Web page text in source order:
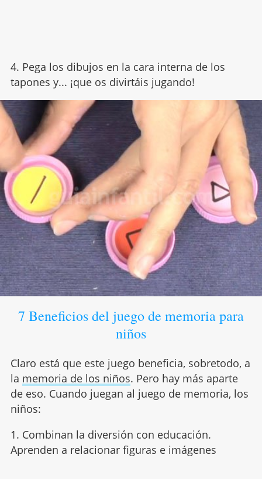
4. Pega los dibujos en la cara interna de los
tapones y... ¡que os divirtáis jugando!
7 Beneficios del juego de memoria para
niños
Claro está que este juego beneficia, sobretodo, a
la memoria de los niños. Pero hay más aparte
de eso. Cuando juegan al juego de memoria, los
niños:
1. Combinan la diversión con educación.
Aprenden a relacionar figuras e imágenes